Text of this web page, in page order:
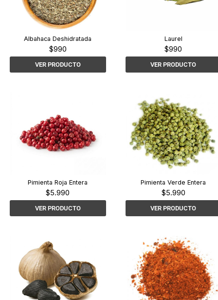
Albahaca Deshidratada
$990
VER PRODUCTO
Laurel
$990
VER PRODUCTO
Pimienta Roja Entera
$5.990
VER PRODUCTO
Pimienta Verde Entera
$5.990
VER PRODUCTO